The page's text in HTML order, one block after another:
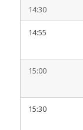
14:30
14:55
15:00
15:30